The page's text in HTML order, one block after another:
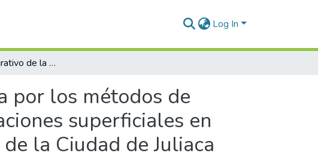
Log In
Análisis comparativo de la capacidad de carga por los métodos de terzaghi y meyerhof para el diseño de cimentaciones superficiales en suelos de la Urbanización Miguel Ramos Zela de la Ciudad de Juliaca
por los métodos de
superficiales en
la Ciudad de Juliaca